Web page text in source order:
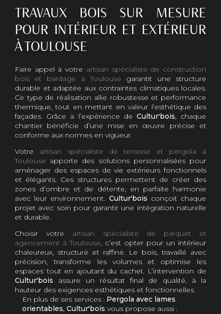
TRAVAUX BOIS SUR MESURE
POUR INTÉRIEUR ET EXTÉRIEUR
À TOULOUSE
Faire appel à votre artisan spécialiste de construction
bois et bardage à Toulouse garantit une structure
durable et adaptée aux contraintes climatiques locales.
Ce type de réalisation allie robustesse et performance
thermique, tout en mettant en valeur l’esthétique des
façades. Grâce à l’expérience de Cultur'bois, chaque
chantier bénéficie d’une mise en œuvre précise et
conforme aux normes en vigueur.
Votre artisan spécialiste de terrasse et pergola à
Toulouse apporte des solutions personnalisées pour
aménager des espaces de vie extérieurs fonctionnels
et élégants. Ces structures permettent de créer des
zones d’ombre et de détente, en parfaite harmonie
avec leur environnement. Cultur'bois conçoit chaque
projet avec soin pour garantir une intégration naturelle
et durable.
Choisir votre artisan spécialiste de parquet et
agencement à Toulouse, c’est opter pour un intérieur
chaleureux, structuré et raffiné. Le bois, travaillé avec
précision, transforme les volumes et optimise les
espaces tout en ajoutant du cachet. L’intervention de
Cultur'bois assure un résultat final de qualité, à la
hauteur des exigences esthétiques et fonctionnelles.
En plus de ses services : Pergola avec lames
orientables, Cultur'bois vous propose aussi :